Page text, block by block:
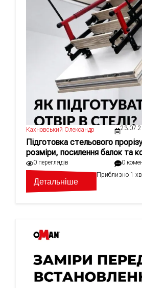
Кахновський Олександр
Підготовка стельового
розміри, посилення балок та
0 переглядів 0
Детальніше
Приблизно 1